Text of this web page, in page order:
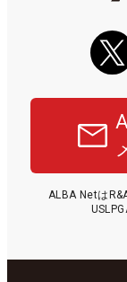
ALBA Netは